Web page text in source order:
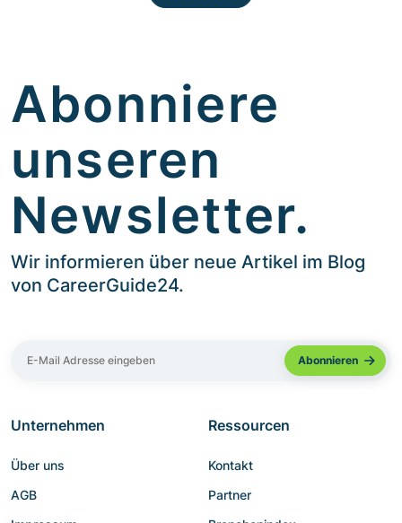
Abonniere
unseren
Newsletter.
Wir informieren über neue Artikel im Blog
von CareerGuide24.
Unternehmen
Über uns
AGB
Ressourcen
Kontakt
Partner